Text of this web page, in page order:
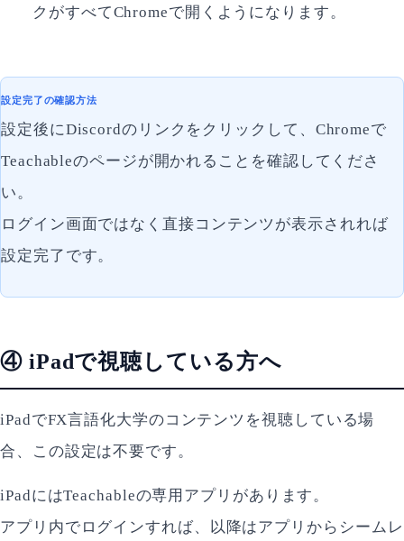
クがすべてChromeで開くようになります。
設定完了の確認方法
設定後にDiscordのリンクをクリックして、Chromeで
Teachableのページが開かれることを確認してくださ
い。
ログイン画面ではなく直接コンテンツが表示されれば
設定完了です。
④ iPadで視聴している方へ
iPadでFX言語化大学のコンテンツを視聴している場
合、この設定は不要です。
iPadにはTeachableの専用アプリがあります。
アプリ内でログインすれば、以降はアプリからシームレ